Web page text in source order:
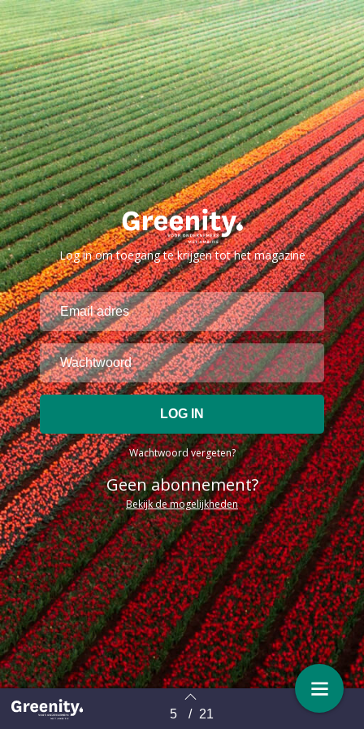
Terug naar overzicht 5 / 21
Log in om toegang te krijgen tot het magazine
Wachtwoord vergeten?
Geen abonnement?
Bekijk de mogelijkheden